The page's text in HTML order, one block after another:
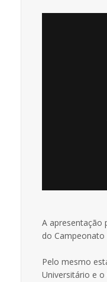
A apresentação
do Campeonato
Pelo mesmo
Universitário e